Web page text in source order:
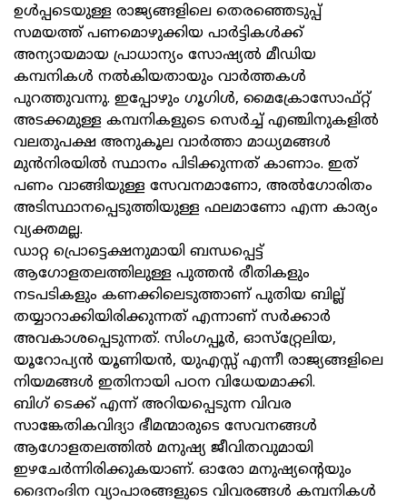
ഉള്‍പ്പടെയുള്ള രാജ്യങ്ങളിലെ തെരഞ്ഞെടുപ്പ്
സമയത്ത് പണമൊഴുക്കിയ പാര്‍ട്ടികള്‍ക്ക്
അന്യായമായ പ്രാധാന്യം സോഷ്യല്‍ മീഡിയ
കമ്പനികള്‍ നല്‍കിയതായും വാര്‍ത്തകള്‍
പുറത്തുവന്നു. ഇപ്പോഴും ഗൂഗിള്‍, മൈക്രോസോഫ്റ്റ്
അടക്കമുള്ള കമ്പനികളുടെ സെര്‍ച്ച് എഞ്ചിനുകളില്‍
വലതുപക്ഷ അനുകൂല വാര്‍ത്താ മാധ്യമങ്ങള്‍
മുന്‍നിരയില്‍ സ്ഥാനം പിടിക്കുന്നത് കാണാം. ഇത്
പണം വാങ്ങിയുള്ള സേവനമാണോ, അല്‍ഗോരിതം
അടിസ്ഥാനപ്പെടുത്തിയുള്ള ഫലമാണോ എന്ന കാര്യം
വ്യക്തമല്ല.
ഡാറ്റ പ്രൊട്ടെക്ഷനുമായി ബന്ധപ്പെട്ട്
ആഗോളതലത്തിലുള്ള പുത്തന്‍ രീതികളും
നടപടികളും കണക്കിലെടുത്താണ് പുതിയ ബില്ല്
തയ്യാറാക്കിയിരിക്കുന്നത് എന്നാണ് സര്‍ക്കാര്‍
അവകാശപ്പെടുന്നത്. സിംഗപ്പൂര്‍, ഓസ്‌റ്റ്രേലിയ,
യൂറോപ്യന്‍ യൂണിയന്‍, യുഎസ്സ് എന്നീ രാജ്യങ്ങളിലെ
നിയമങ്ങള്‍ ഇതിനായി പഠന വിധേയമാക്കി.
ബിഗ് ടെക്ക് എന്ന് അറിയപ്പെടുന്ന വിവര
സാങ്കേതികവിദ്യാ ഭീമന്മാരുടെ സേവനങ്ങള്‍
ആഗോളതലത്തില്‍ മനുഷ്യ ജീവിതവുമായി
ഇഴചേര്‍ന്നിരിക്കുകയാണ്. ഓരോ മനുഷ്യന്റെയും
ദൈനംദിന വ്യാപാരങ്ങളുടെ വിവരങ്ങള്‍ കമ്പനികള്‍